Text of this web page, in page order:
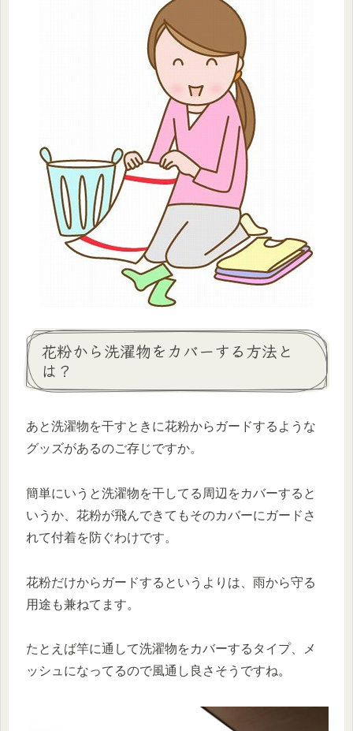
花粉から洗濯物をカバーする方法と
は？
あと洗濯物を干すときに花粉からガードするような
グッズがあるのご存じですか。
簡単にいうと洗濯物を干してる周辺をカバーすると
いうか、花粉が飛んできてもそのカバーにガードさ
れて付着を防ぐわけです。
花粉だけからガードするというよりは、雨から守る
用途も兼ねてます。
たとえば竿に通して洗濯物をカバーするタイプ、メ
ッシュになってるので風通し良さそうですね。